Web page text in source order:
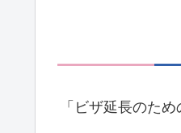
「ビザ延長のため